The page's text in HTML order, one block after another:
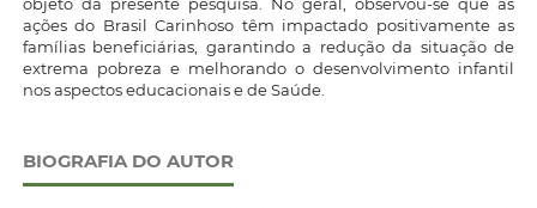
objeto da presente pesquisa. No geral, observou-se que as
ações do Brasil Carinhoso têm impactado positivamente as
famílias beneficiárias, garantindo a redução da situação de
extrema pobreza e melhorando o desenvolvimento infantil
nos aspectos educacionais e de Saúde.
BIOGRAFIA DO AUTOR